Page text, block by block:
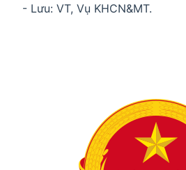
- Lưu: VT, Vụ KHCN&MT.